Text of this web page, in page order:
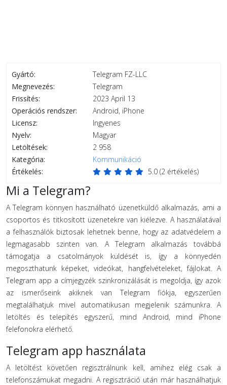
Gyártó:
Telegram FZ-LLC
Megnevezés:
Telegram
Frissítés:
2023 April 13
Operációs rendszer:
Android, iPhone
Licensz:
Ingyenes
Nyelv:
Magyar
Letöltések:
2 958
Kategória:
Kommunikáció
Értékelés:
5.0 (2 értékelés)
Mi a Telegram?
A Telegram könnyen használható üzenetküldő alkalmazás, ami a
csoportos és titkosított üzenetekre van kiélezve. A használatával
a felhasználók biztosak lehetnek benne, hogy az adatvédelem a
legmagasabb szinten van. A Telegram alkalmazás továbbá
támogatja a csatolmányok küldését is, így a könnyedén
megoszthatunk képeket, videókat, hangfelvételeket, fájlokat. A
Telegram app a címjegyzék szinkronizálását is megoldja, így azok
az ismerőseink akiknek van Telegram fiókja, egyszerűen
megtalálhatjuk mivel automatikusan megjelenik számunkra. A
letöltés és telepítés egyszerű, mind Android, mind iPhone
felefonokra elérhető.
Telegram app használata
A letöltést követően regisztrálnunk kell, amihez elég csak a
telefonszámukat megadni. A regisztráció után már használhatjuk